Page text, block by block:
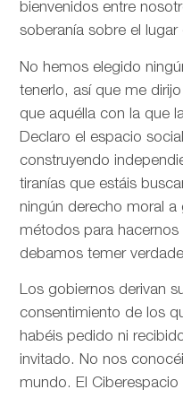
bienvenidos entre
soberanía sobre el
No hemos elegido
tenerlo, así que me
que aquélla con la que
Declaro el espacio
construyendo
tiranías que estáis
ningún derecho moral a
métodos para
debamos temer
Los gobiernos derivan
consentimiento de los
habéis pedido ni
invitado. No nos
mundo. El